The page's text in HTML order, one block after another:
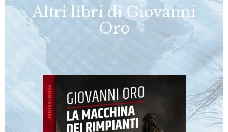
Altri libri di Giovanni
Oro